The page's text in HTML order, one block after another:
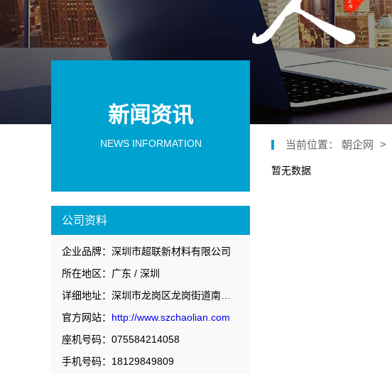
新闻资讯
NEWS INFORMATION
公司资料
企业品牌：深圳市超联新材料有限公司
所在地区：广东 / 深圳
官方网站： http://www.szchaolian.com
座机号码：075584214058
手机号码：18129849809
当前位置： 朝企网 >
暂无数据